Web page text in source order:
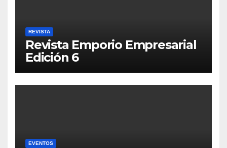
REVISTA
Revista Emporio Empresarial
Edición 6
EVENTOS